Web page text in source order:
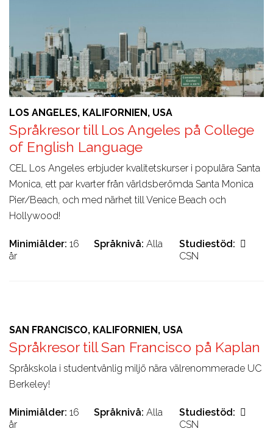
LOS ANGELES, KALIFORNIEN, USA
Språkresor till Los Angeles på College
of English Language
CEL Los Angeles erbjuder kvalitetskurser i populära Santa
Monica, ett par kvarter från världsberömda Santa Monica
Pier/Beach, och med närhet till Venice Beach och
Hollywood!
Minimiålder 16
år
Språknivå Alla
Studiestöd
CSN
SAN FRANCISCO, KALIFORNIEN, USA
Språkresor till San Francisco på Kaplan
Språkskola i studentvänlig miljö nära välrenommerade UC
Berkeley!
Minimiålder 16
år
Språknivå Alla
Studiestöd
CSN